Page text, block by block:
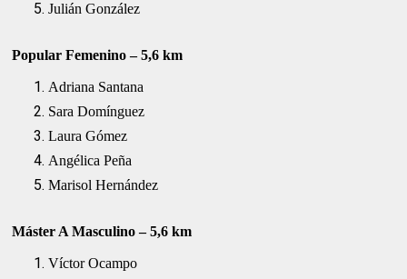
Julián González
Popular Femenino – 5,6 km
Adriana Santana
Sara Domínguez
Laura Gómez
Angélica Peña
Marisol Hernández
Máster A Masculino – 5,6 km
Víctor Ocampo